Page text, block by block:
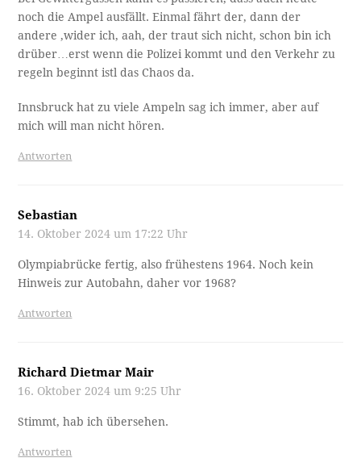
noch die Ampel ausfällt. Einmal fährt der, dann der
andere ,wider ich, aah, der traut sich nicht, schon bin ich
drüber…erst wenn die Polizei kommt und den Verkehr zu
regeln beginnt istl das Chaos da.
Innsbruck hat zu viele Ampeln sag ich immer, aber auf
mich will man nicht hören.
Antworten
Sebastian
14. Oktober 2024 um 17:22 Uhr
Olympiabrücke fertig, also frühestens 1964. Noch kein
Hinweis zur Autobahn, daher vor 1968?
Antworten
Richard Dietmar Mair
16. Oktober 2024 um 9:25 Uhr
Stimmt, hab ich übersehen.
Antworten